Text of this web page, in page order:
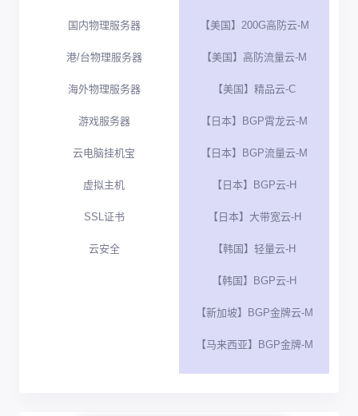
国内物理服务器
港/台物理服务器
海外物理服务器
游戏服务器
云电脑挂机宝
虚拟主机
SSL证书
云安全
【美国】200G高防云-M
【美国】高防流量云-M
【美国】精品云-C
【日本】BGP霄龙云-M
【日本】BGP流量云-M
【日本】BGP云-H
【日本】大带宽云-H
【韩国】轻量云-H
【韩国】BGP云-H
【新加坡】BGP金牌云-M
【马来西亚】BGP金牌-M